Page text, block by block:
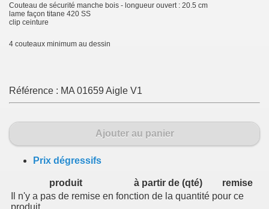
Couteau de sécurité manche bois - longueur ouvert : 20.5 cm
lame façon titane 420 SS
clip ceinture
4 couteaux minimum au dessin
Référence : MA 01659 Aigle V1
Ajouter au panier
Prix dégressifs
produit à partir de (qté)
remise
Il n'y a pas de remise en fonction de la quantité pour ce
produit.